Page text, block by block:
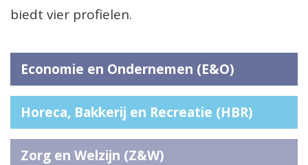
biedt vier profielen.
Economie en Ondernemen (E&O)
Horeca, Bakkerij en Recreatie (HBR)
Zorg en Welzijn (Z&W)